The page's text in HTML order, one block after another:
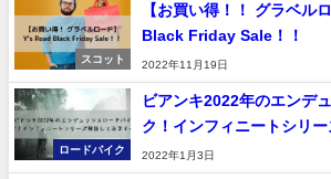
スコット
【お買い得！！ グラベル
Black Friday Sale！！
2022年11月19日
ロードバイク
ビアンキ2022年のエンデ
ク！インフィニートシリ
2022年1月3日